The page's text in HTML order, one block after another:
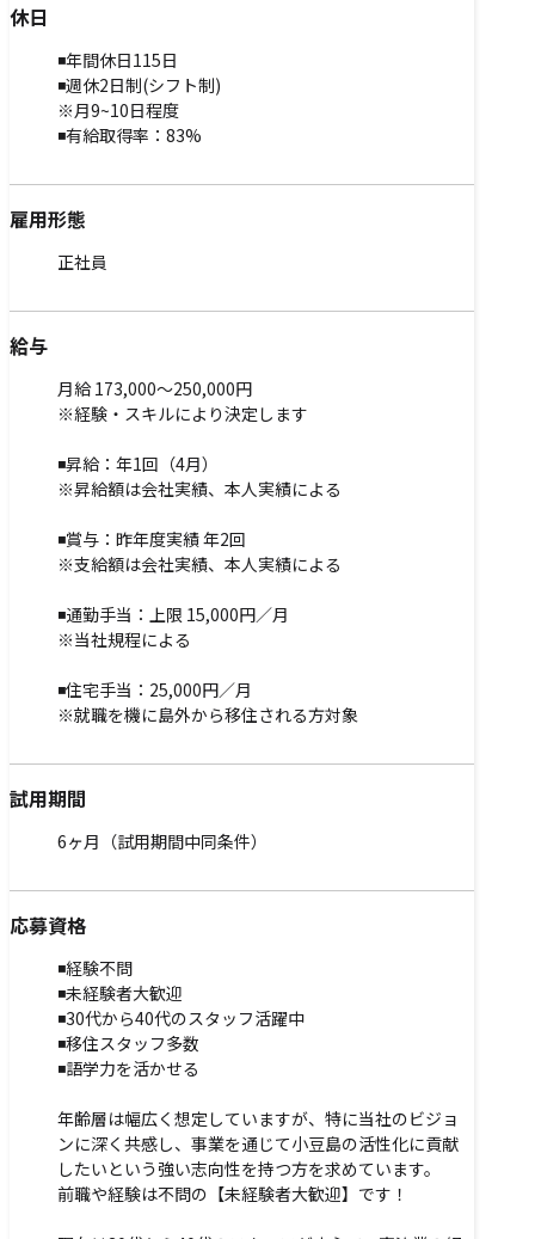
休日
◾️年間休日115日
◾️週休2日制(シフト制)
※月9~10日程度
◾️有給取得率：83%
雇用形態
正社員
給与
月給 173,000～250,000円
※経験・スキルにより決定します
◾️昇給：年1回（4月）
※昇給額は会社実績、本人実績による
◾️賞与：昨年度実績 年2回
※支給額は会社実績、本人実績による
◾️通勤手当：上限 15,000円／月
※当社規程による
◾️住宅手当：25,000円／月
※就職を機に島外から移住される方対象
試用期間
6ヶ月（試用期間中同条件）
応募資格
◾️経験不問
◾️未経験者大歓迎
◾️30代から40代のスタッフ活躍中
◾️移住スタッフ多数
◾️語学力を活かせる
年齢層は幅広く想定していますが、特に当社のビジョ
ンに深く共感し、事業を通じて小豆島の活性化に貢献
したいという強い志向性を持つ方を求めています。
前職や経験は不問の【未経験者大歓迎】です！